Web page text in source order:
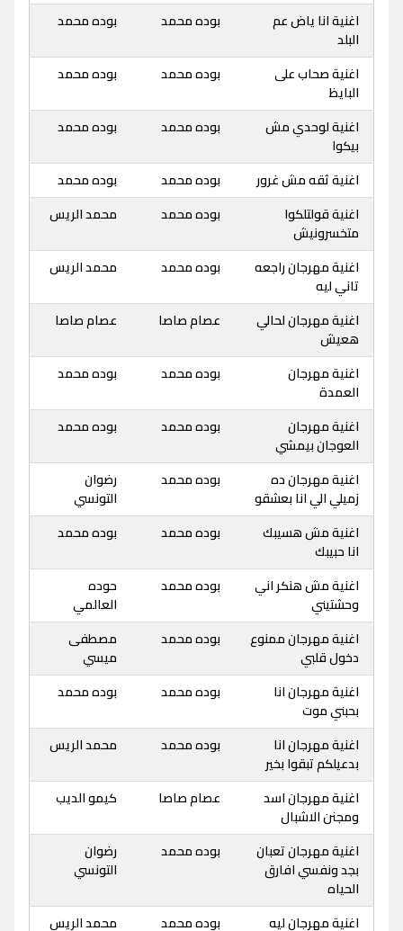
اغنية انا ياض عم
البلد
بوده محمد بوده محمد
اغنية صحاب على
البايظ
بوده محمد بوده محمد
اغنية لوحدي مش
بيكوا
بوده محمد بوده محمد
اغنية ثقه مش غرور بوده محمد
بوده محمد
اغنية قولتلكوا
متخسرونيش
بوده محمد محمد الريس
اغنية مهرجان راجعه
تاني ليه
بوده محمد محمد الريس
اغنية مهرجان لحالي
هعيش
عصام صاصا عصام صاصا
اغنية مهرجان
العمدة
بوده محمد بوده محمد
اغنية مهرجان
العوجان بيمشي
بوده محمد بوده محمد
اغنية مهرجان ده
زميلي الي انا بعشقو
بوده محمد
رضوان
التونسي
اغنية مش هسيبك
انا حبيبك
بوده محمد بوده محمد
اغنية مش هنكر اني
وحشتيني
بوده محمد
حوده
العالمي
اغنية مهرجان ممنوع
دخول قلبي
بوده محمد
مصطفى
ميسي
اغنية مهرجان انا
بحبني موت
بوده محمد بوده محمد
اغنية مهرجان انا
بدعيلكم تبقوا بخير
بوده محمد محمد الريس
اغنية مهرجان اسد
ومجنن الاشبال
عصام صاصا كيمو الديب
اغنية مهرجان تعبان
بجد ونفسي افارق
الحياه
بوده محمد
رضوان
التونسي
اغنية مهرجان ليه
بوده محمد محمد الريس